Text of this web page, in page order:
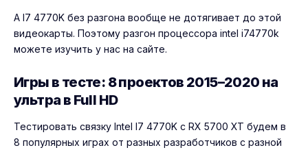
А I7 4770K без разгона вообще не дотягивает до этой
видеокарты. Поэтому разгон процессора intel i74770k
можете изучить у нас на сайте.
Игры в тесте: 8 проектов 2015–2020 на
ультра в Full HD
Тестировать связку Intel I7 4770K с RX 5700 XT будем в
8 популярных играх от разных разработчиков с разной